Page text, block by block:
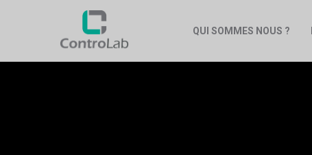
QUI SOMMES NOUS ?